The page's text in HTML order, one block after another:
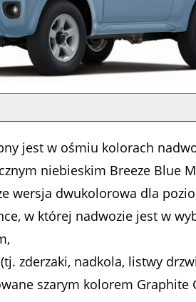
jest w ośmiu kolorach
niebieskim Breeze Blue
wersja dwukolorowa dla
w której nadwozie jest w
zderzaki, nadkola, listwy
szarym kolorem Graphite